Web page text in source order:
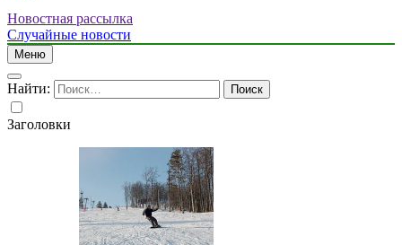
Новостная рассылка
Случайные новости
Меню
Найти:
Заголовки